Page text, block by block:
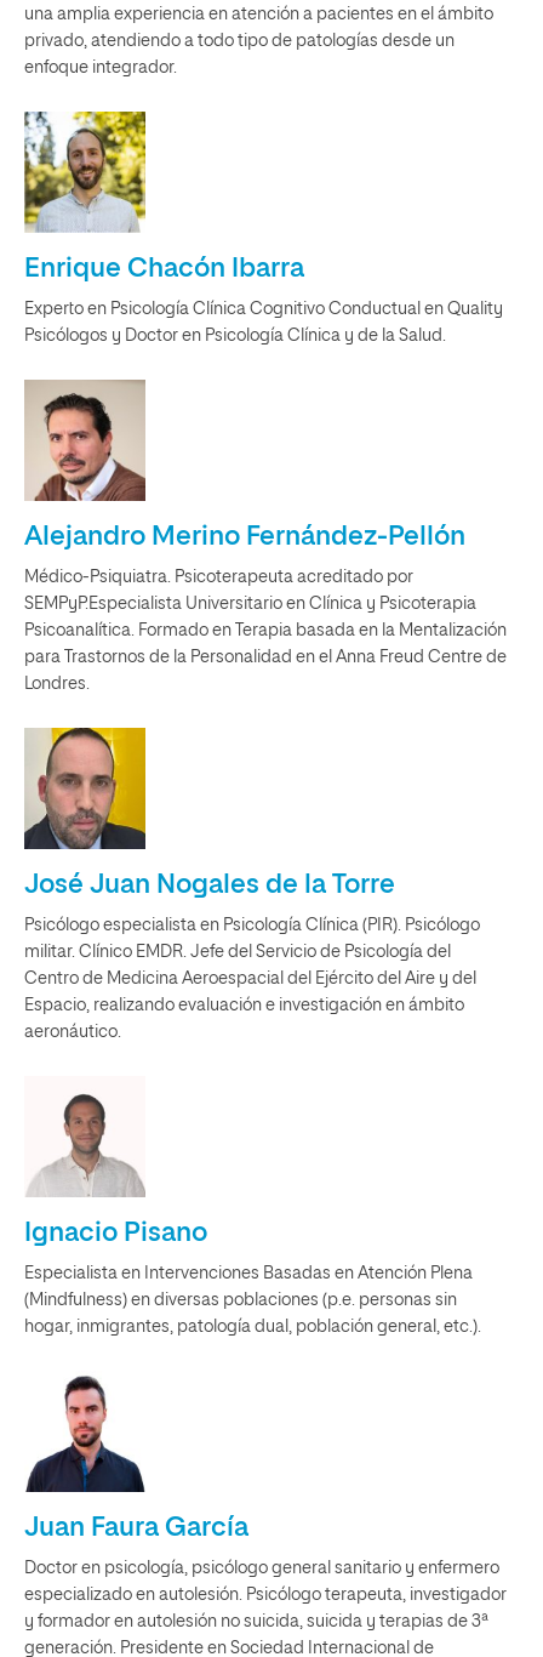
una amplia experiencia en atención a pacientes en el ámbito
privado, atendiendo a todo tipo de patologías desde un
enfoque integrador.
Enrique Chacón Ibarra
Experto en Psicología Clínica Cognitivo Conductual en Quality
Psicólogos y Doctor en Psicología Clínica y de la Salud.
Alejandro Merino Fernández-Pellón
Médico-Psiquiatra. Psicoterapeuta acreditado por
SEMPyP.Especialista Universitario en Clínica y Psicoterapia
Psicoanalítica. Formado en Terapia basada en la Mentalización
para Trastornos de la Personalidad en el Anna Freud Centre de
Londres.
José Juan Nogales de la Torre
Psicólogo especialista en Psicología Clínica (PIR). Psicólogo
militar. Clínico EMDR. Jefe del Servicio de Psicología del
Centro de Medicina Aeroespacial del Ejército del Aire y del
Espacio, realizando evaluación e investigación en ámbito
aeronáutico.
Ignacio Pisano
Especialista en Intervenciones Basadas en Atención Plena
(Mindfulness) en diversas poblaciones (p.e. personas sin
hogar, inmigrantes, patología dual, población general, etc.).
Juan Faura García
Doctor en psicología, psicólogo general sanitario y enfermero
especializado en autolesión. Psicólogo terapeuta, investigador
y formador en autolesión no suicida, suicida y terapias de 3ª
generación. Presidente en Sociedad Internacional de